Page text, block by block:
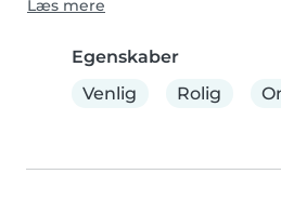
Læs mere
Egenskaber
Venlig
Rolig